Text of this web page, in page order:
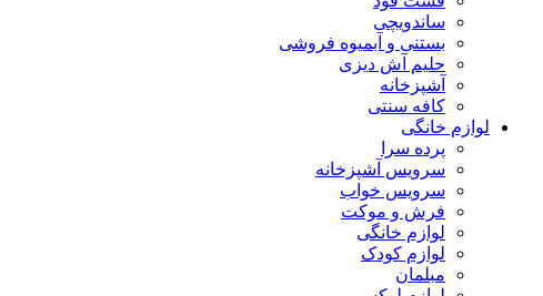
ساندویچی
بستنی و آبمیوه فروشی
حلیم آش دیزی
آشپزخانه
کافه سنتی
لوازم خانگی
پرده سرا
سرویس آشپزخانه
سرویس خواب
فرش و موکت
لوازم خانگی
لوازم کودک
مبلمان